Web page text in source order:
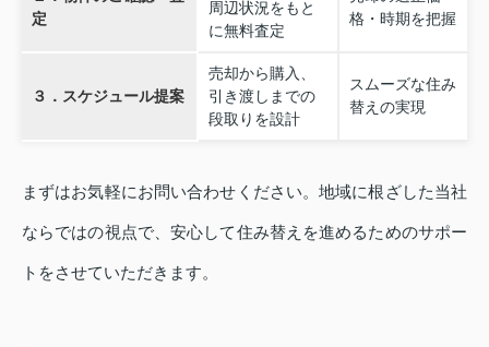
定
周辺状況をもと
に無料査定
格・時期を把握
３．スケジュール提案
売却から購入、
引き渡しまでの
段取りを設計
スムーズな住み
替えの実現
まずはお気軽にお問い合わせください。地域に根ざした当社
ならではの視点で、安心して住み替えを進めるためのサポー
トをさせていただきます。